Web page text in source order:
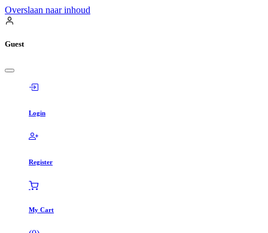
Overslaan naar inhoud
Guest
Login
Register
My Cart